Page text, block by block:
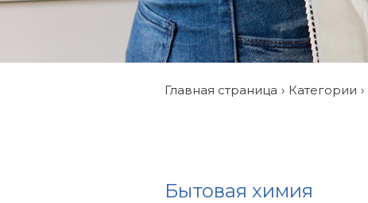
Главная страница Категории
Бытовая химия